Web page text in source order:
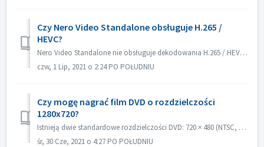
Czy Nero Video Standalone obsługuje H.265 /
HEVC?
Nero Video Standalone nie obsługuje dekodowania H.265 / HEVC. Dekodowanie H.265 / HEVC jest dostępne tylko w Nero Platinum Suite.
czw, 1 Lip, 2021 o 2:24 PO POŁUDNIU
Czy mogę nagrać film DVD o rozdzielczości
1280x720?
Istnieją dwie standardowe rozdzielczości DVD: 720 × 480 (NTSC, całkowita 345,600 pikseli) i 720 × 576 (PAL całkowita 414,720 pikseli), obie dostępne w propo...
śr, 30 Cze, 2021 o 4:27 PO POŁUDNIU